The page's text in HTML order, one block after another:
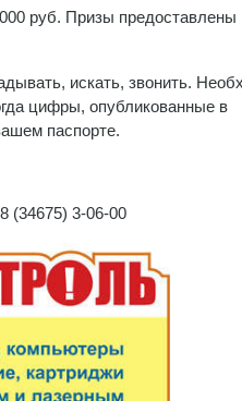
руб. Призы предоставлены
искать, звонить.
цифры, опубликованные в
паспорте.
(34675) 3-06-00